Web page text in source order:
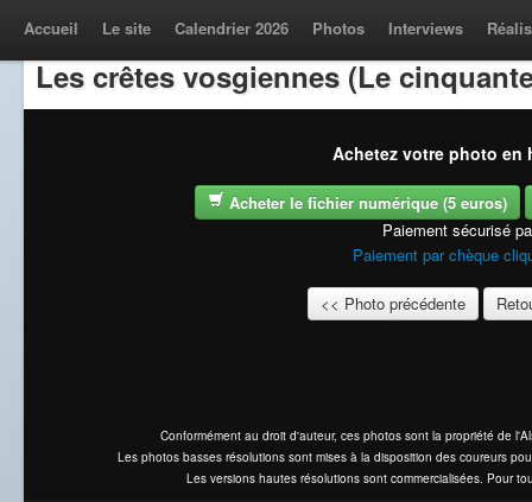
Accueil Le site Calendrier 2026 Photos Interviews
Les crêtes vosgiennes (Le
Achetez votre photo en
Acheter le fichier numérique (5 euros)
Paiement sécurisé
Paiement par chèque
<< Photo précédente
Conformément au droit d'auteur, ces photos sont la propriété de
Les photos basses résolutions sont mises à la disposition des coureurs
Les versions hautes résolutions sont commercialisées. Pour